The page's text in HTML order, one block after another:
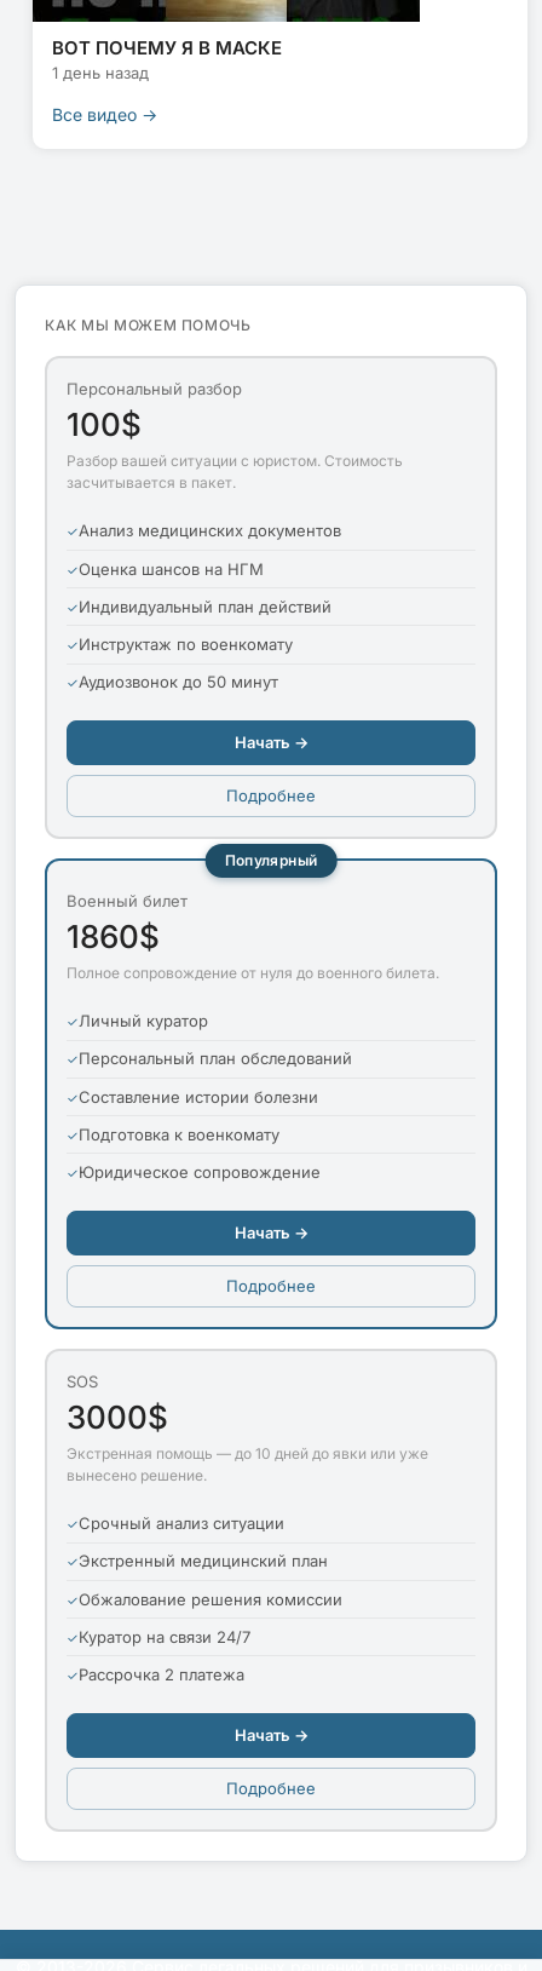
ВОТ ПОЧЕМУ Я В МАСКЕ
1 день назад
Все видео →
КАК МЫ МОЖЕМ ПОМОЧЬ
Персональный разбор
100$
Разбор вашей ситуации с юристом. Стоимость
засчитывается в пакет.
Анализ медицинских документов
Оценка шансов на НГМ
Индивидуальный план действий
Инструктаж по военкомату
Аудиозвонок до 50 минут
Начать →
Подробнее
Популярный
Военный билет
1860$
Полное сопровождение от нуля до военного билета.
Личный куратор
Персональный план обследований
Составление истории болезни
Подготовка к военкомату
Юридическое сопровождение
Начать →
Подробнее
SOS
3000$
Экстренная помощь — до 10 дней до явки или уже
вынесено решение.
Срочный анализ ситуации
Экстренный медицинский план
Обжалование решения комиссии
Куратор на связи 24/7
Рассрочка 2 платежа
Начать →
Подробнее
© 2013-2026 Сервис легальных решений для призывников и